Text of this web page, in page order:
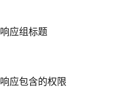
响应组标题
响应包含的权限